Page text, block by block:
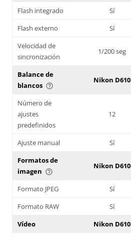
Flash integrado
Sí
Flash externo
Sí
Velocidad de
sincronización
1/200 seg
Balance de
blancos help_outline
Nikon D610
Número de
ajustes
predefinidos
12
Ajuste manual Sí
Formatos de
imagen help_outline
Nikon D610
Formato JPEG Sí
Formato RAW
Sí
Vídeo
Nikon D610